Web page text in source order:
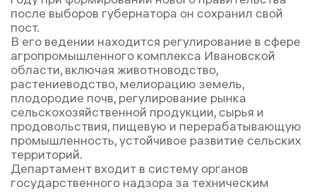
после выборов губернатора он сохранил свой
пост.
В его ведении находится регулирование в сфере
агропромышленного комплекса Ивановской
области, включая животноводство,
растениеводство, мелиорацию земель,
плодородие почв, регулирование рынка
сельскохозяйственной продукции, сырья и
продовольствия, пищевую и перерабатывающую
промышленность, устойчивое развитие сельских
территорий.
Департамент входит в систему органов
государственного надзора за техническим